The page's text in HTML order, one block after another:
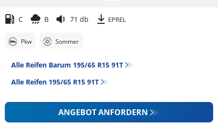
C B 71 db EPREL
Pkw Sommer
Alle Reifen Barum 195/65 R15 91T
Alle Reifen‎ 195/65 R15 91T
ANGEBOT ANFORDERN